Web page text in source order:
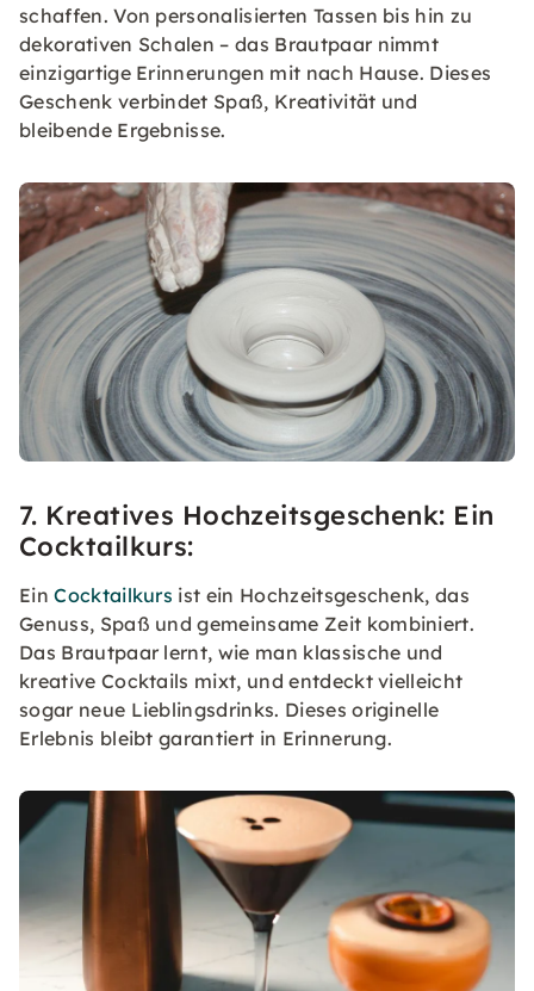
schaffen. Von personalisierten Tassen bis hin zu
dekorativen Schalen – das Brautpaar nimmt
einzigartige Erinnerungen mit nach Hause. Dieses
Geschenk verbindet Spaß, Kreativität und
bleibende Ergebnisse.
7. Kreatives Hochzeitsgeschenk: Ein
Cocktailkurs:
EinCocktailkurs ist ein Hochzeitsgeschenk, das
Genuss, Spaß und gemeinsame Zeit kombiniert.
Das Brautpaar lernt, wie man klassische und
kreative Cocktails mixt, und entdeckt vielleicht
sogar neue Lieblingsdrinks. Dieses originelle
Erlebnis bleibt garantiert in Erinnerung.